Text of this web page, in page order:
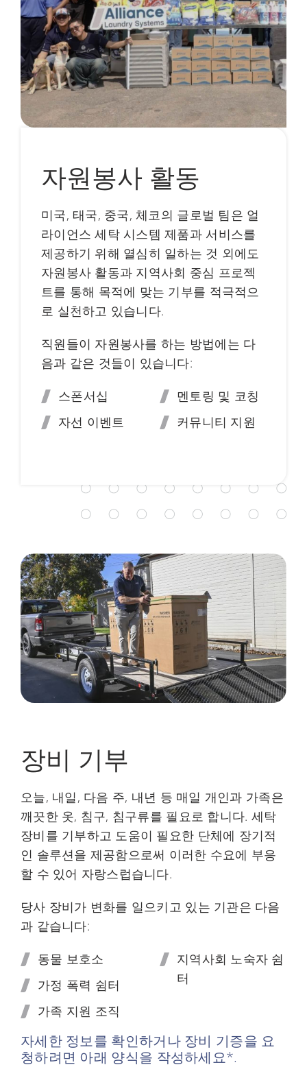
자원봉사 활동
미국, 태국, 중국, 체코의 글로벌 팀은 얼
라이언스 세탁 시스템 제품과 서비스를
제공하기 위해 열심히 일하는 것 외에도
자원봉사 활동과 지역사회 중심 프로젝
트를 통해 목적에 맞는 기부를 적극적으
로 실천하고 있습니다.
직원들이 자원봉사를 하는 방법에는 다
음과 같은 것들이 있습니다:
스폰서십
자선 이벤트
멘토링 및 코칭
커뮤니티 지원
장비 기부
오늘, 내일, 다음 주, 내년 등 매일 개인과 가족은
깨끗한 옷, 침구, 침구류를 필요로 합니다. 세탁
장비를 기부하고 도움이 필요한 단체에 장기적
인 솔루션을 제공함으로써 이러한 수요에 부응
할 수 있어 자랑스럽습니다.
당사 장비가 변화를 일으키고 있는 기관은 다음
과 같습니다:
동물 보호소
가정 폭력 쉼터
가족 지원 조직
지역사회 노숙자 쉼
터
자세한 정보를 확인하거나 장비 기증을 요
청하려면 아래 양식을 작성하세요*.